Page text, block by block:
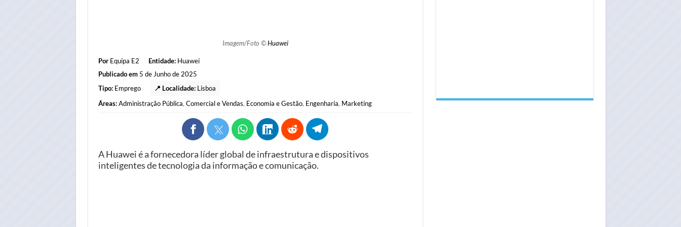
Imagem/Foto ©Huawei
Por Equipa E2 Entidade: Huawei
Publicado em5 de Junho de 2025
Tipo: Emprego 📍 Localidade: Lisboa
Áreas: Administração Pública, Comercial e Vendas, Economia e Gestão, Engenharia, Marketing
A Huawei é a fornecedora líder global de infraestrutura e dispositivos
inteligentes de tecnologia da informação e comunicação.